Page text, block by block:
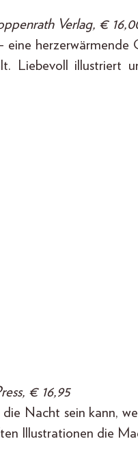
Verlag, €
herzerwärmende
Liebevoll illustriert
€ 16,95
Nacht sein kann,
Illustrationen die